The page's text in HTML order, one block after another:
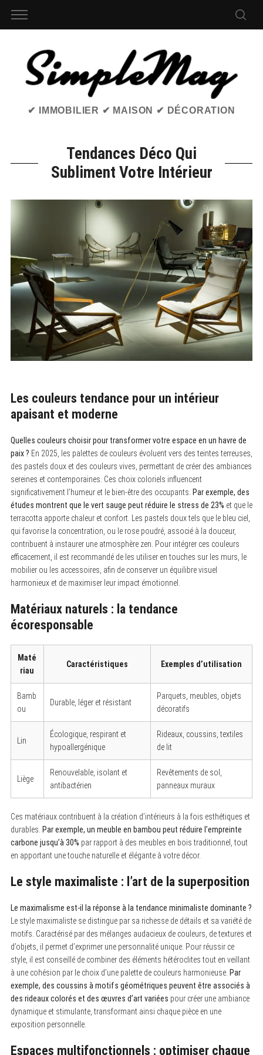
✔ IMMOBILIER ✔ MAISON ✔ DÉCORATION
Tendances Déco Qui
Subliment Votre Intérieur
Les couleurs tendance pour un intérieur
apaisant et moderne
Quelles couleurs choisir pour transformer votre espace en un havre de
paix ? En 2025, les palettes de couleurs évoluent vers des teintes terreuses,
des pastels doux et des couleurs vives, permettant de créer des ambiances
sereines et contemporaines. Ces choix coloriels influencent
significativement l’humeur et le bien-être des occupants. Par exemple, des
études montrent que le vert sauge peut réduire le stress de 23% et que le
terracotta apporte chaleur et confort. Les pastels doux tels que le bleu ciel,
qui favorise la concentration, ou le rose poudré, associé à la douceur,
contribuent à instaurer une atmosphère zen. Pour intégrer ces couleurs
efficacement, il est recommandé de les utiliser en touches sur les murs, le
mobilier ou les accessoires, afin de conserver un équilibre visuel
harmonieux et de maximiser leur impact émotionnel.
Matériaux naturels : la tendance
écoresponsable
Maté
riau
Caractéristiques Exemples d’utilisation
Bamb
ou
Durable, léger et résistant
Parquets, meubles, objets
décoratifs
Lin
Écologique, respirant et
hypoallergénique
Rideaux, coussins, textiles
de lit
Liège
Renouvelable, isolant et
antibactérien
Revêtements de sol,
panneaux muraux
Ces matériaux contribuent à la création d’intérieurs à la fois esthétiques et
durables. Par exemple, un meuble en bambou peut réduire l’empreinte
carbone jusqu’à 30% par rapport à des meubles en bois traditionnel, tout
en apportant une touche naturelle et élégante à votre décor.
Le style maximaliste : l’art de la superposition
Le maximalisme est-il la réponse à la tendance minimaliste dominante ?
Le style maximaliste se distingue par sa richesse de détails et sa variété de
motifs. Caractérisé par des mélanges audacieux de couleurs, de textures et
d’objets, il permet d’exprimer une personnalité unique. Pour réussir ce
style, il est conseillé de combiner des éléments hétéroclites tout en veillant
à une cohésion par le choix d’une palette de couleurs harmonieuse. Par
exemple, des coussins à motifs géométriques peuvent être associés à
des rideaux colorés et des œuvres d’art variées pour créer une ambiance
dynamique et stimulante, transformant ainsi chaque pièce en une
exposition personnelle.
Espaces multifonctionnels : optimiser chaque